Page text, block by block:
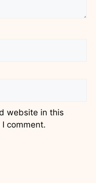
website in this
comment.